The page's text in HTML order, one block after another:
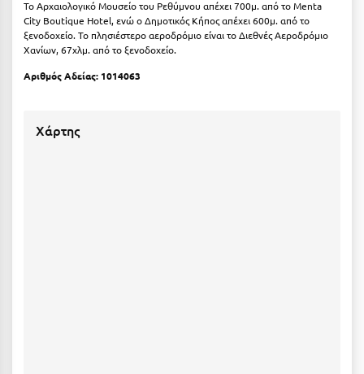
Κρήτη
Κρουαζιέρες
Κύθηρα
Το Αρχαιολογικό Μουσείο του Ρεθύμνου απέχει 700μ. από το Menta
City Boutique Hotel, ενώ ο Δημοτικός Κήπος απέχει 600μ. από το
ξενοδοχείο. Το πλησιέστερο αεροδρόμιο είναι το Διεθνές Αεροδρόμιο
Χανίων, 67χλμ. από το ξενοδοχείο.
Αριθμός Αδείας: 1014063
Χάρτης